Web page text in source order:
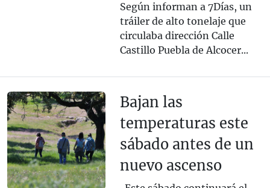
Según informan a 7Días, un
tráiler de alto tonelaje que
circulaba dirección Calle
Castillo Puebla de Alcocer...
Bajan las
temperaturas este
sábado antes de un
nuevo ascenso